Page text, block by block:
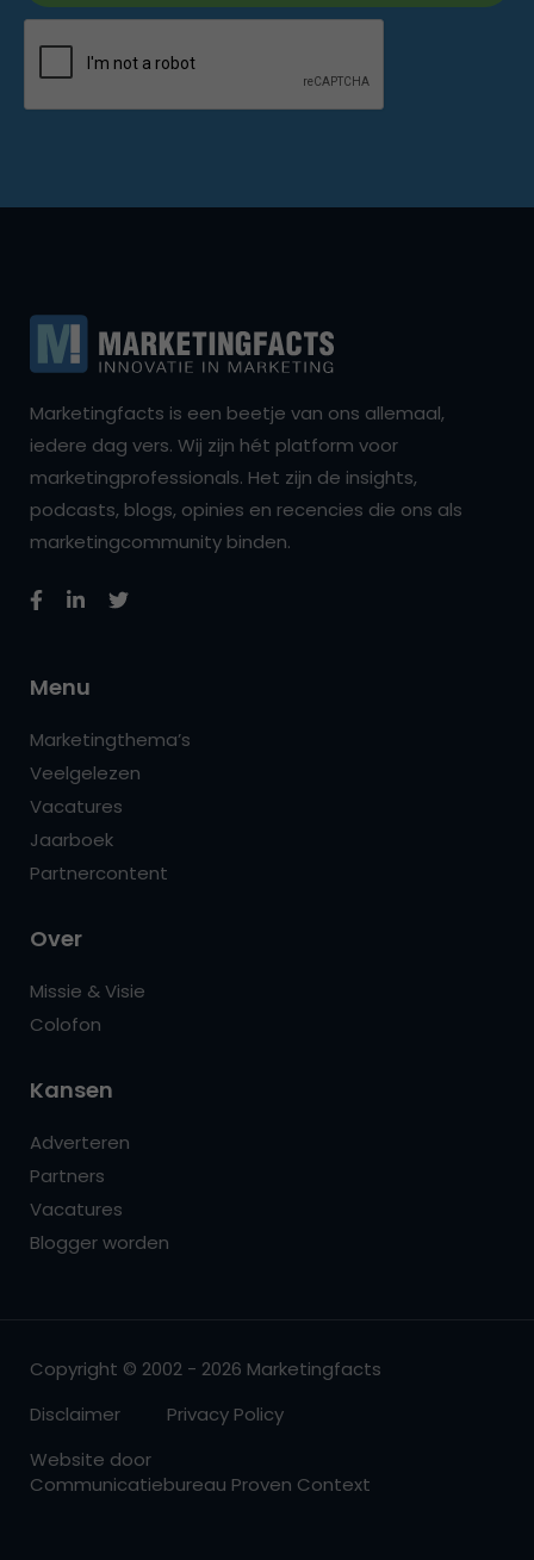
Marketingfacts is een beetje van ons allemaal,
iedere dag vers. Wij zijn hét platform voor
marketingprofessionals. Het zijn de insights,
podcasts, blogs, opinies en recencies die ons als
marketingcommunity binden.
Menu
Marketingthema’s
Veelgelezen
Vacatures
Jaarboek
Partnercontent
Over
Missie & Visie
Colofon
Kansen
Adverteren
Partners
Vacatures
Blogger worden
Copyright © 2002 - 2026 Marketingfacts
Disclaimer
Privacy Policy
Website door
Communicatiebureau Proven Context